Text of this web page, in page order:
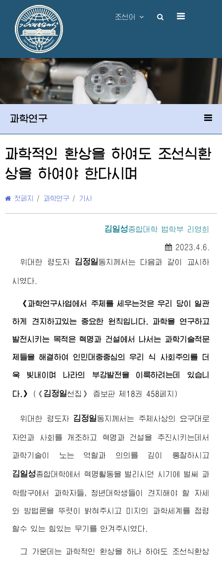
조선어
과학연구
과학적인 환상을 하여도 조선식환
상을 하여야 한다시며
첫페지 / 과학연구 / 기사
김일성종합대학 법학부 리영희
2023.4.6.
위대한
령도자 김정일동지께서 는 다음과 같이 교시하
시였다.
《과학연구사업에서 주체를 세우는것은 우리 당이 일관
하게 견지하고있는 중요한 원칙입니다. 과학을 연구하고
발전시키는 목적은 혁명과 건설에서 나서는 과학기술적문
제들을 해결하여 인민대중중심의 우리 식 사회주의를 더
욱 빛내이며 나라의 부강발전을 이룩하려는데 있습니
다.》 ( 《 김정일선집》 증보판 제18권 458페지)
위대한 령도자 김정일동지께서 는 주체사상의 요구대로
자연과 사회를 개조하고 혁명과 건설을 추진시키는데서
과학기술이 노는 역할과 의의를 깊이 통찰하시고
김일성종합대학에서 혁명활동을 벌리시던 시기에 벌써 과
학탐구에서 과학자들, 청년대학생들이 견지해야 할 자세
와 방법론을 뚜렷이 밝혀주시고 미지의 과학세계를 점령
할수 있는 힘있는 무기를 안겨주시였다.
그 가운데는 과학적인 환상을 하나 하여도 조선식환상